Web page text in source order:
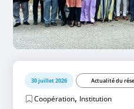
30 juillet 2026 Actualité du
Coopération, Institution